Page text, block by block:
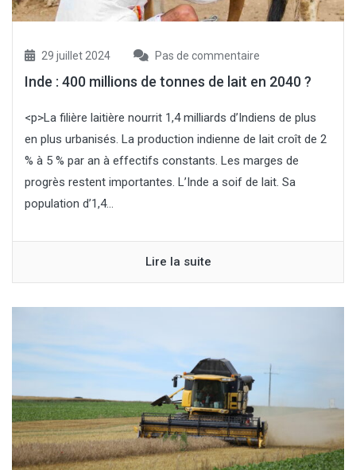
29 juillet 2024 Pas de commentaire
Inde : 400 millions de tonnes de lait en 2040 ?
<p>La filière laitière nourrit 1,4 milliards d’Indiens de plus
en plus urbanisés. La production indienne de lait croît de 2
% à 5 % par an à effectifs constants. Les marges de
progrès restent importantes. L’Inde a soif de lait. Sa
population d’1,4...
Lire la suite